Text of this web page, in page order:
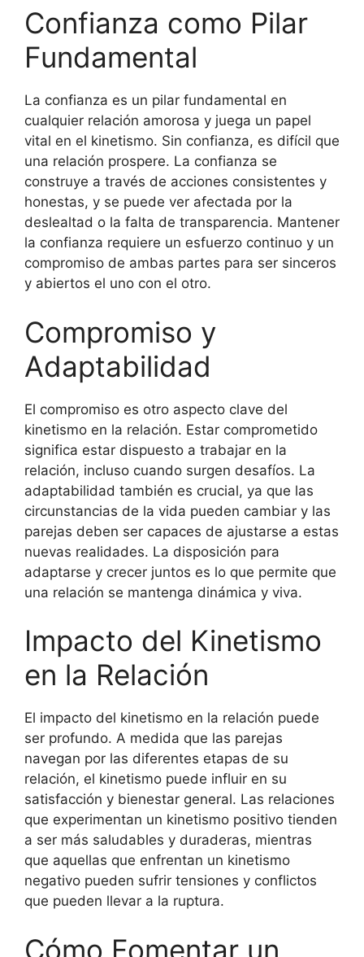
Confianza como Pilar
Fundamental
La confianza es un pilar fundamental en
cualquier relación amorosa y juega un papel
vital en el kinetismo. Sin confianza, es difícil que
una relación prospere. La confianza se
construye a través de acciones consistentes y
honestas, y se puede ver afectada por la
deslealtad o la falta de transparencia. Mantener
la confianza requiere un esfuerzo continuo y un
compromiso de ambas partes para ser sinceros
y abiertos el uno con el otro.
Compromiso y
Adaptabilidad
El compromiso es otro aspecto clave del
kinetismo en la relación. Estar comprometido
significa estar dispuesto a trabajar en la
relación, incluso cuando surgen desafíos. La
adaptabilidad también es crucial, ya que las
circunstancias de la vida pueden cambiar y las
parejas deben ser capaces de ajustarse a estas
nuevas realidades. La disposición para
adaptarse y crecer juntos es lo que permite que
una relación se mantenga dinámica y viva.
Impacto del Kinetismo
en la Relación
El impacto del kinetismo en la relación puede
ser profundo. A medida que las parejas
navegan por las diferentes etapas de su
relación, el kinetismo puede influir en su
satisfacción y bienestar general. Las relaciones
que experimentan un kinetismo positivo tienden
a ser más saludables y duraderas, mientras
que aquellas que enfrentan un kinetismo
negativo pueden sufrir tensiones y conflictos
que pueden llevar a la ruptura.
Cómo Fomentar un